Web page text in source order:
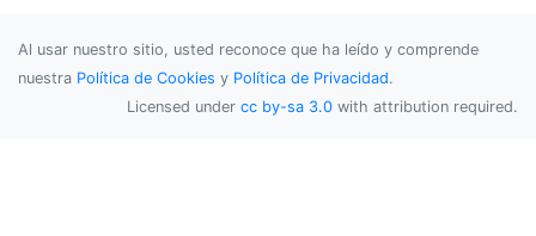
Al usar nuestro sitio, usted reconoce que ha leído y comprende
nuestra Política de Cookies y Política de Privacidad.
Licensed under cc by-sa 3.0 with attribution required.